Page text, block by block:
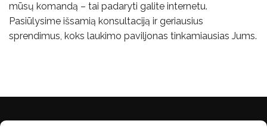
mūsų komandą – tai padaryti galite internetu.
Pasiūlysime išsamią konsultaciją ir geriausius
sprendimus, koks laukimo paviljonas tinkamiausias Jums.